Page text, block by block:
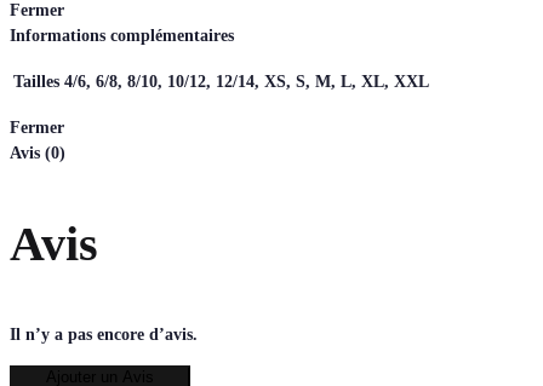
Fermer
Informations complémentaires
Tailles 4/6, 6/8, 8/10, 10/12, 12/14, XS, S, M, L, XL, XXL
Fermer
Avis (0)
Avis
Il n’y a pas encore d’avis.